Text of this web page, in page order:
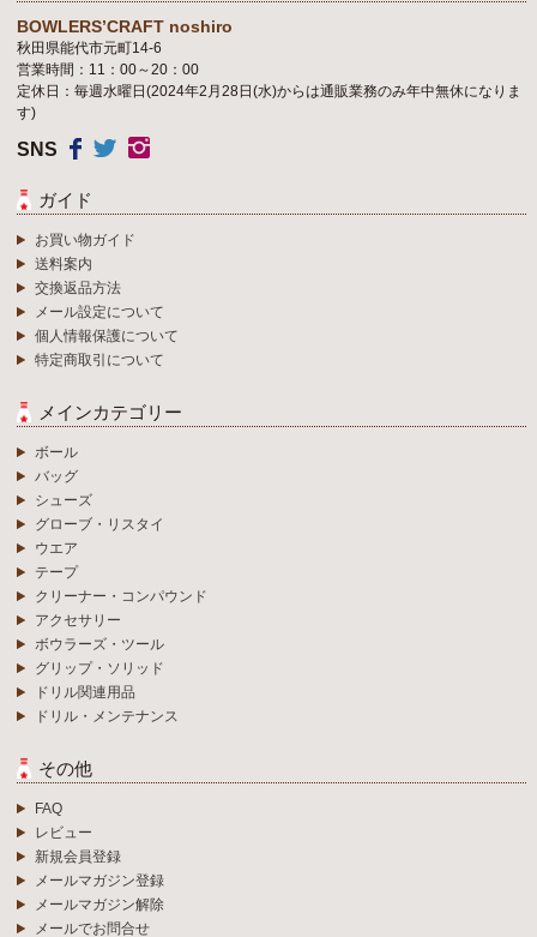
BOWLERS’CRAFT noshiro
秋田県能代市元町14-6
営業時間：11：00～20：00
定休日：毎週水曜日(2024年2月28日(水)からは通販業務のみ年中無休になりま
す)
SNS
ガイド
お買い物ガイド
送料案内
交換返品方法
メール設定について
個人情報保護について
特定商取引について
メインカテゴリー
ボール
バッグ
シューズ
グローブ・リスタイ
ウエア
テープ
クリーナー・コンパウンド
アクセサリー
ボウラーズ・ツール
グリップ・ソリッド
ドリル関連用品
ドリル・メンテナンス
その他
FAQ
レビュー
新規会員登録
メールマガジン登録
メールマガジン解除
メールでお問合せ